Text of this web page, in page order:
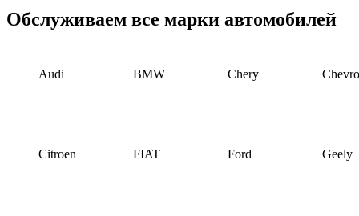
Обслуживаем все марки автомобилей
Audi BMW Chery
Citroen FIAT Ford Geely